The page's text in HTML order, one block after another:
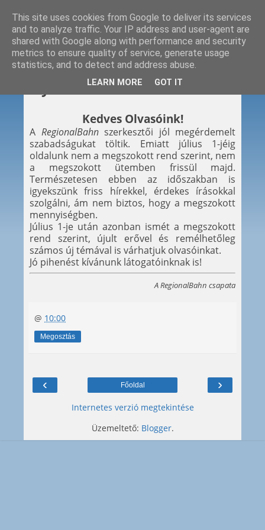
2014. 06. 22.
Nyári menetrend
Kedves Olvasóink!
A RegionalBahnszerkesztői jól megérdemelt
szabadságukat töltik. Emiatt július 1-jéig
oldalunk nem a megszokott rend szerint, nem
a megszokott ütemben frissül majd.
Természetesen ebben az időszakban is
igyekszünk friss hírekkel, érdekes írásokkal
szolgálni, ám nem biztos, hogy a megszokott
mennyiségben.
Július 1-je után azonban ismét a megszokott
rend szerint, újult erővel és remélhetőleg
számos új témával is várhatjuk olvasóinkat.
Jó pihenést kívánunk látogatóinknak is!
A RegionalBahn csapata
@ 10:00
Megosztás
‹ ›
Főoldal
Internetes verzió megtekintése
Üzemeltető: Blogger.
This site uses cookies from Google to deliver its services
and to analyze traffic. Your IP address and user-agent are
shared with Google along with performance and security
metrics to ensure quality of service, generate usage
statistics, and to detect and address abuse.
LEARN MORE GOT IT